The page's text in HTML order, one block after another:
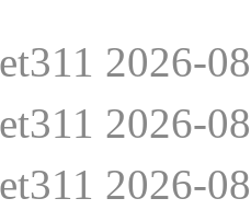
2026-
2026-
2026-